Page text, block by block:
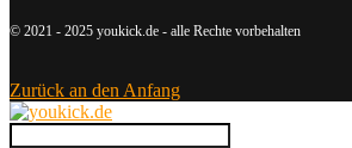
© 2021 - 2025 youkick.de - alle Rechte vorbehalten
Zurück an den Anfang